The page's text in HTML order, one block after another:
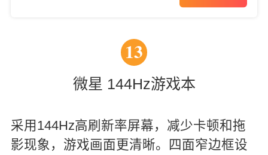
13
微星 144Hz游戏本
采用144Hz高刷新率屏幕，减少卡顿和拖
影现象，游戏画面更清晰。四面窄边框设